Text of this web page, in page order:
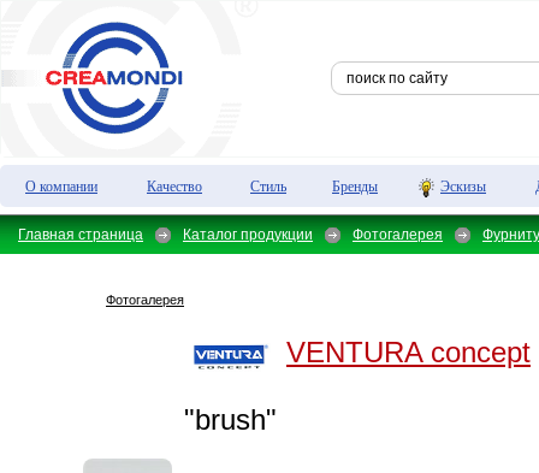
О компании Качество Стиль Бренды Эскизы
Главная страница Каталог продукции Фотогалерея
Фотогалерея
VENTURA concept
"brush"